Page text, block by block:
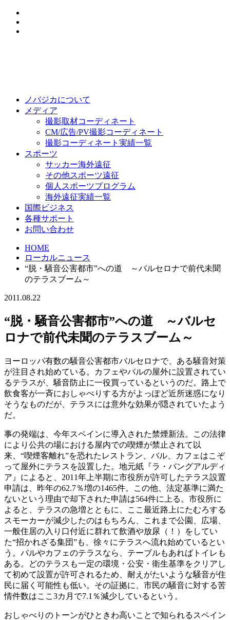
ノバジカについて
メディア
撮影取材コーディネート
CM/広告/PV撮影コーディネート
撮影コーディネート実績一覧
スポーツ
サッカー海外遠征
その他スポーツ遠征
個人スポーツプログラム
海外遠征実績一覧
国際ビジネス
各種サポート
お問い合わせ
HOME
ローカルニュース
“脱・騒音公害都市”への道 ～バルセロナで前代未聞
のテラスブーム～
2011.08.22
“脱・騒音公害都市”への道 ～バルセ
ロナで前代未聞のテラスブーム～
ヨーロッパ有数の騒音公害都市バルセロナで、ある騒音対策
が注目され始めている。カフェやバルの屋外に設置されてい
るテラスが、騒音防止に一役買っているというのだ。路上で
飲食客が一斉におしゃべりする方がよっぽど近所迷惑になり
そうなものだが、テラスには意外な効果が隠されていたよう
だ。
事の発端は、今年スペインに導入された禁煙新法。この法律
により公共の場における屋内での喫煙が禁止されて以
来、“喫煙客離れ”を恐れたレストラン、バル、カフェはこぞ
って屋外にテラスを設置した。地元紙『ラ・バングアルディ
ア』によると、2011年上半期に市役所が許可したテラス設置
申請は、昨年の62.7％増の1465件。この他、法定基準に満た
ないという理由で却下された申請は564件に上る。市役所に
よると、テラスの急増とともに、ここ最近路上にたむろする
スモーカーが減少したのはもちろん、これまで公園、広場、
一般住居の入り口付近に群れて飲酒や放尿（！）をしてい
た“招かれざる集団”も、徐々にテラスへ流れ始めているとい
う。バルやカフェのテラスなら、テーブルもあればトイレも
ある。どのテラスも一定の環境・公安・衛生基準をクリアし
て初めて設置が許可されるため、耐えがたいような騒音が住
民に届く可能性も低い。その証拠に、市民の騒音に対する苦
情件数はここ3カ月で7.1％減少しているという。
おしゃべりのトーンがひときわ高いことで知られるスペイン